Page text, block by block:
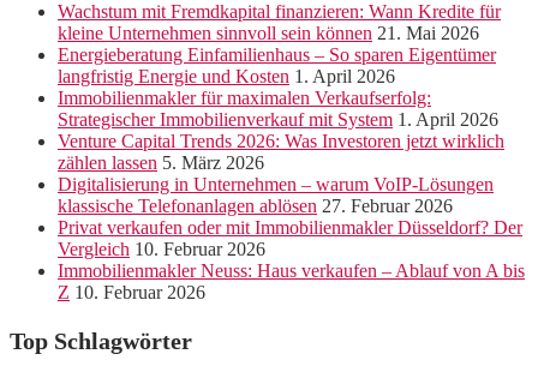
Wachstum mit Fremdkapital finanzieren: Wann Kredite für
kleine Unternehmen sinnvoll sein können 21. Mai 2026
Energieberatung Einfamilienhaus – So sparen Eigentümer
langfristig Energie und Kosten 1. April 2026
Immobilienmakler für maximalen Verkaufserfolg:
Strategischer Immobilienverkauf mit System 1. April 2026
Venture Capital Trends 2026: Was Investoren jetzt wirklich
zählen lassen 5. März 2026
Digitalisierung in Unternehmen – warum VoIP-Lösungen
klassische Telefonanlagen ablösen 27. Februar 2026
Privat verkaufen oder mit Immobilienmakler Düsseldorf? Der
Vergleich 10. Februar 2026
Immobilienmakler Neuss: Haus verkaufen – Ablauf von A bis
Z 10. Februar 2026
Top Schlagwörter